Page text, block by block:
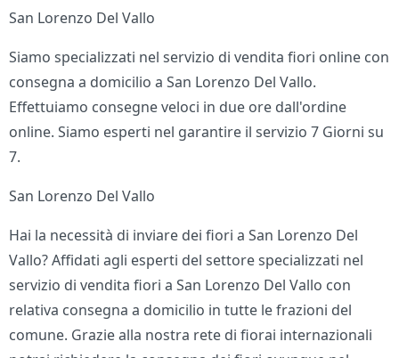
San Lorenzo Del Vallo
Siamo specializzati nel servizio di vendita fiori online con
consegna a domicilio a San Lorenzo Del Vallo.
Effettuiamo consegne veloci in due ore dall'ordine
online. Siamo esperti nel garantire il servizio 7 Giorni su
7.
San Lorenzo Del Vallo
Hai la necessità di inviare dei fiori a San Lorenzo Del
Vallo? Affidati agli esperti del settore specializzati nel
servizio di vendita fiori a San Lorenzo Del Vallo con
relativa consegna a domicilio in tutte le frazioni del
comune. Grazie alla nostra rete di fiorai internazionali